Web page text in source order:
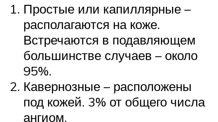
Простые или капиллярные –
располагаются на коже.
Встречаются в подавляющем
большинстве случаев – около
95%.
Кавернозные – расположены
под кожей. 3% от общего числа
ангиом.